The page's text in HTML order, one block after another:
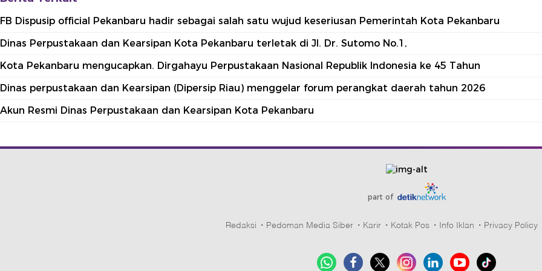
FB Dispusip official Pekanbaru hadir sebagai salah satu wujud keseriusan Pemerintah Kota Pekanbaru
Dinas Perpustakaan dan Kearsipan Kota Pekanbaru terletak di Jl. Dr. Sutomo No.1,
Kota Pekanbaru mengucapkan. Dirgahayu Perpustakaan Nasional Republik Indonesia ke 45 Tahun
Dinas perpustakaan dan Kearsipan (Dipersip Riau) menggelar forum perangkat daerah tahun 2026
Akun Resmi Dinas Perpustakaan dan Kearsipan Kota Pekanbaru
part of
Redaksi Pedoman Media Siber Karir Kotak Pos Info Iklan Privacy Policy